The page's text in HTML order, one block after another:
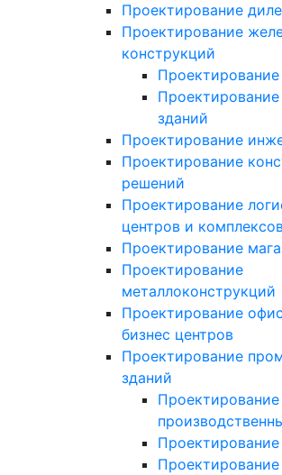
Проектирование
Проектирование
конструкций
зданий
Проектирование
Проектирование
решений
Проектирование
центров и
Проектирование
Проектирование
металлоконструкций
Проектирование
бизнес центров
Проектирование
зданий
Проектирование